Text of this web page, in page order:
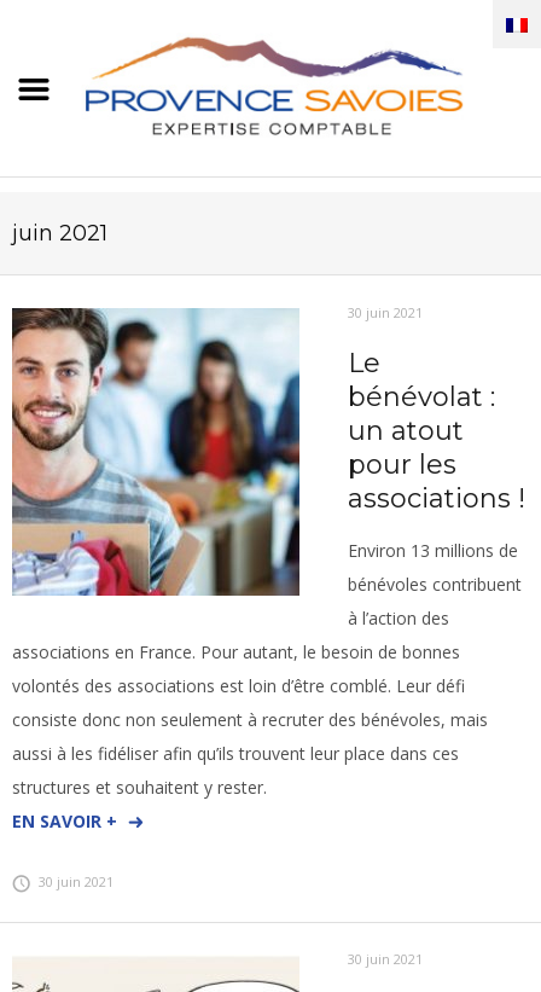
juin 2021
30 juin 2021
Le
bénévolat :
un atout
pour les
associations !
Environ 13 millions de
bénévoles contribuent
à l’action des
associations en France. Pour autant, le besoin de bonnes
volontés des associations est loin d’être comblé. Leur défi
consiste donc non seulement à recruter des bénévoles, mais
aussi à les fidéliser afin qu’ils trouvent leur place dans ces
structures et souhaitent y rester.
EN SAVOIR +
30 juin 2021
30 juin 2021